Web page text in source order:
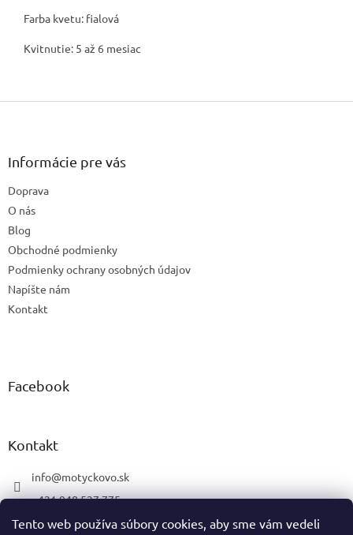
Tento web používa súbory cookies, aby sme vám vedeli
Farba kvetu: fialová
Kvitnutie: 5 až 6 mesiac
Z
Informácie pre vás
Doprava
O nás
Blog
Obchodné podmienky
Podmienky ochrany osobných údajov
Napíšte nám
Kontakt
Facebook
Kontakt
info@motyckovo.sk
+421 948 527 775
Motyčkovo.sk